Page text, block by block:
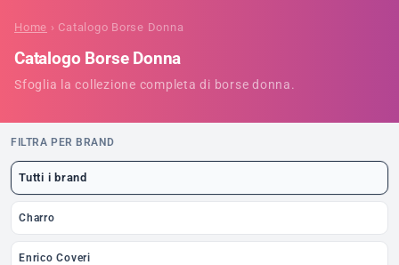
Home › Catalogo Borse Donna
Catalogo Borse Donna
Sfoglia la collezione completa di borse donna.
FILTRA PER BRAND
Tutti i brand
Charro
Enrico Coveri